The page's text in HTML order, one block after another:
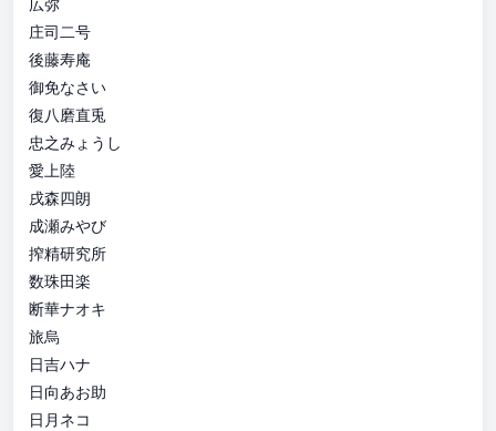
庄司二号
後藤寿庵
御免なさい
復八磨直兎
忠之みょうし
愛上陸
戌森四朗
成瀬みやび
搾精研究所
数珠田楽
断華ナオキ
旅烏
日吉ハナ
日向あお助
日月ネコ